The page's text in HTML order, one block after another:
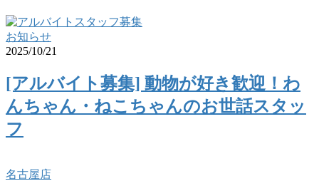
お知らせ
2025/10/21
[アルバイト募集] 動物が好き歓迎！わ
んちゃん・ねこちゃんのお世話スタッ
フ
名古屋店